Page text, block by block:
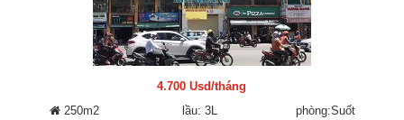
4.700 Usd/tháng
250m2
lầu: 3L phòng:Suốt